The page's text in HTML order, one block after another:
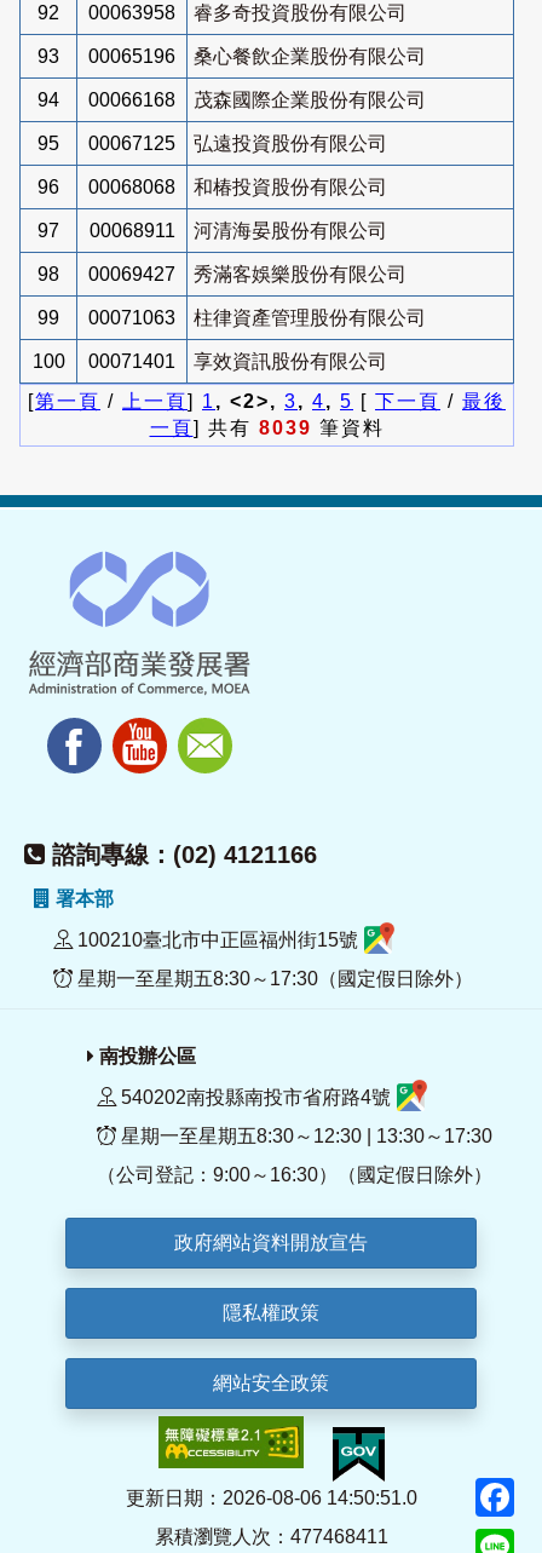
92 00063958 睿多奇投資股份有限公司
93 00065196 桑心餐飲企業股份有限公司
94 00066168 茂森國際企業股份有限公司
95 00067125 弘遠投資股份有限公司
96 00068068 和椿投資股份有限公司
97 00068911 河清海晏股份有限公司
98 00069427 秀滿客娛樂股份有限公司
99 00071063 柱律資產管理股份有限公司
100 00071401
享效資訊股份有限公司
[第一頁 / 上一頁] 1 , <2>, 3, 4, 5 [ 下一頁 / 最後
一頁] 共有 8039 筆資料
諮詢專線：(02) 4121166
署本部
100210臺北市中正區福州街15號
星期一至星期五8:30～17:30（國定假日除外）
南投辦公區
540202南投縣南投市省府路4號
星期一至星期五8:30～12:30 | 13:30～17:30
（公司登記：9:00～16:30）（國定假日除外）
政府網站資料開放宣告
隱私權政策
網站安全政策
更新日期：2026-08-06 14:50:51.0
累積瀏覽人次：477468411